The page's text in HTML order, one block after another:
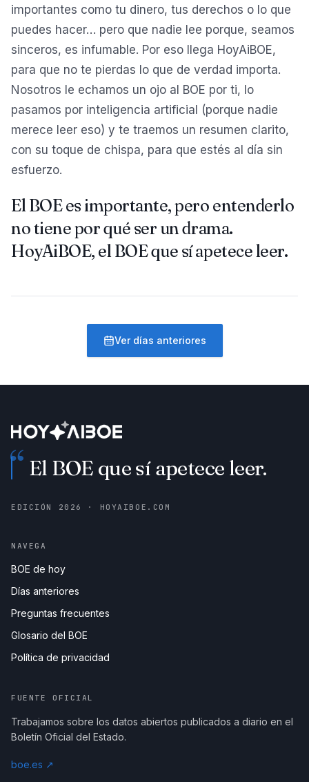
importantes como tu dinero, tus derechos o lo que
puedes hacer… pero que nadie lee porque, seamos
sinceros, es infumable. Por eso llega HoyAiBOE,
para que no te pierdas lo que de verdad importa.
Nosotros le echamos un ojo al BOE por ti, lo
pasamos por inteligencia artificial (porque nadie
merece leer eso) y te traemos un resumen clarito,
con su toque de chispa, para que estés al día sin
esfuerzo.
El BOE es importante, pero entenderlo
no tiene por qué ser un drama.
HoyAiBOE, el BOE que sí apetece leer.
Ver días anteriores
“ El BOE que sí apetece leer.
EDICIÓN 2026 · HOYAIBOE.COM
NAVEGA
BOE de hoy
Días anteriores
Preguntas frecuentes
Glosario del BOE
Política de privacidad
FUENTE OFICIAL
Trabajamos sobre los datos abiertos publicados a diario en el
Boletín Oficial del Estado.
boe.es ↗